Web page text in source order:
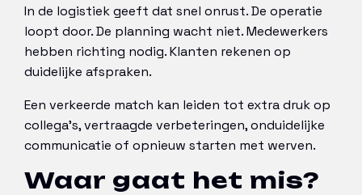
In de logistiek geeft dat snel onrust. De operatie
loopt door. De planning wacht niet. Medewerkers
hebben richting nodig. Klanten rekenen op
duidelijke afspraken.
Een verkeerde match kan leiden tot extra druk op
collega’s, vertraagde verbeteringen, onduidelijke
communicatie of opnieuw starten met werven.
Waar gaat het mis?